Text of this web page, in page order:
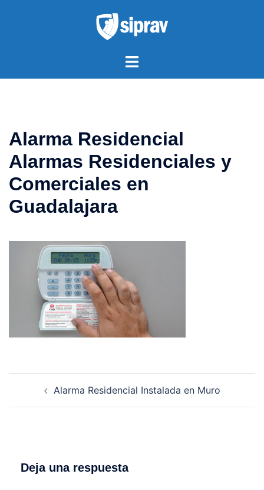
Alternar
Alarma Residencial
Alarmas Residenciales y
Comerciales en
Guadalajara
Alarma Residencial Instalada en Muro
Deja una respuesta